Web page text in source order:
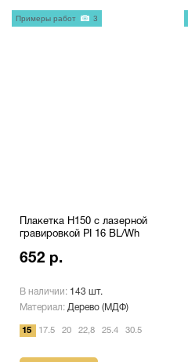
Плакетка H150 с лазерной
гравировкой PI 16 BL/Wh
652 р.
В наличии: 143 шт.
Материал: Дерево (МДФ)
15 17.5 20 22,8 25.4 30.5
Примеры работ 3